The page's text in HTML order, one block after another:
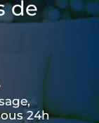
de
24h